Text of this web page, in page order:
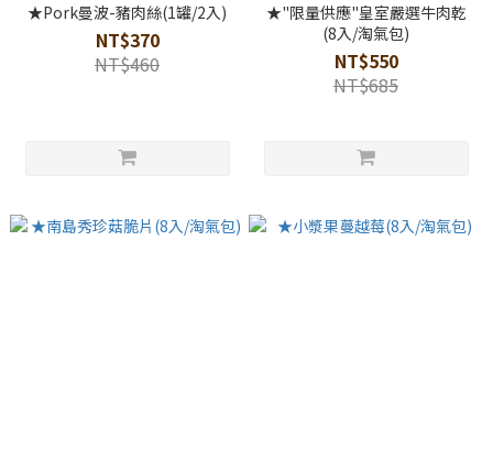
★Pork曼波-豬肉絲(1罐/2入)
NT$370
NT$460
★"限量供應"皇室嚴選牛肉乾
(8入/淘氣包)
NT$550
NT$685